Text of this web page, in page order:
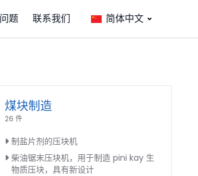
题 联系我们 简体中文
煤块制造
26 件
制盐片剂的压块机
柴油锯末压块机，用于制造 pini kay 生
物质压块，具有新设计